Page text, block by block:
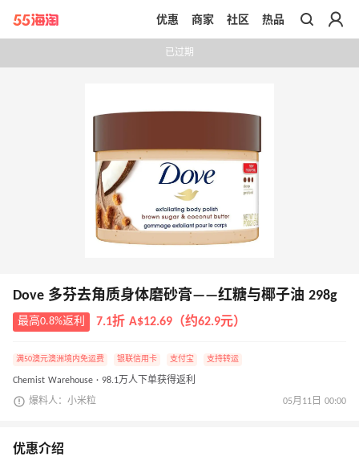
带你去官网买正品
优惠 商家 社区 热品
已过期
Dove 多芬去角质身体磨砂膏——红糖与椰子油 298g
最高0.8%返利 7.1折 A$12.69（约62.9元）
满50澳元澳洲境内免运费 银联信用卡 支付宝 支持转运
Chemist Warehouse · 98.1万人下单获得返利
爆料人：小米粒 05月11日 00:00
优惠介绍